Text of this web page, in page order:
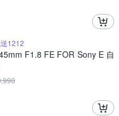
1212
F1.8 FE FOR Sony E 自